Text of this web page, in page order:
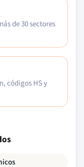
de 30 sectores
códigos HS y